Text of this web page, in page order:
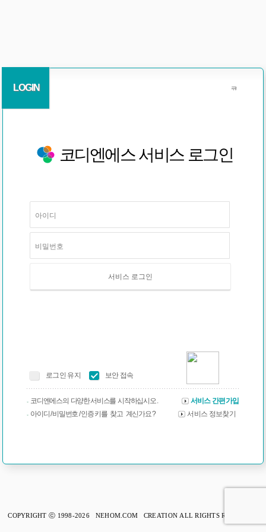
LOGIN
코디엔에스 서비스 로그인
서비스 로그인
로그인 유지 보안 접속
코디엔에스의 다양한 서비스를 시작하십시오 .
서비스 간편가입
아이디 / 비밀번호 / 인증 키를 찾고 계신가요 ?
서비스 정보찾기
COPYRIGHT ⓒ 1998-2026 NEHOM.COM CREATION ALL RIGHTS RESERVED.